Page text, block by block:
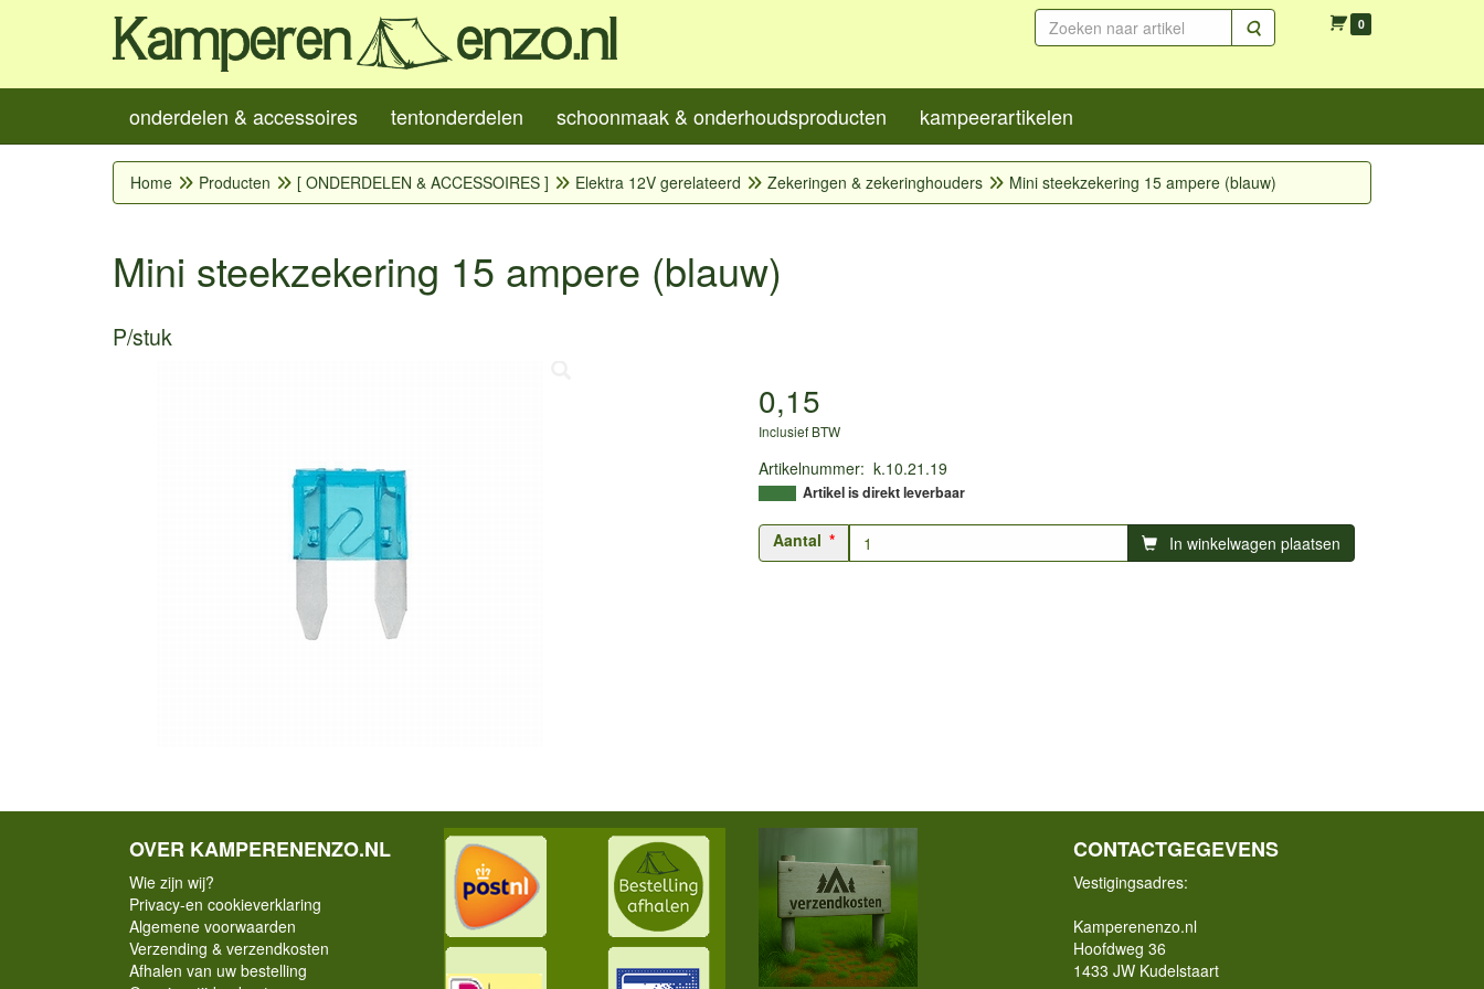
Zoeken 0
onderdelen & accessoires tentonderdelen schoonmaak & onderhoudsproducten kampeerartikelen
Home Producten [ ONDERDELEN & ACCESSOIRES ] Elektra 12V gerelateerd Zekeringen & zekeringhouders Mini steekzekering 15 ampere (blauw)
Mini steekzekering 15 ampere (blauw)
P/stuk
0,15
Inclusief BTW
Artikelnummer: k.10.21.19
Artikel is direkt leverbaar
Aantal In winkelwagen plaatsen
OVER KAMPERENENZO.NL
Wie zijn wij?
Privacy-en cookieverklaring
Algemene voorwaarden
Verzending & verzendkosten
Afhalen van uw bestelling
CONTACTGEGEVENS
Vestigingsadres:
Kamperenenzo.nl
Hoofdweg 36
1433 JW Kudelstaart